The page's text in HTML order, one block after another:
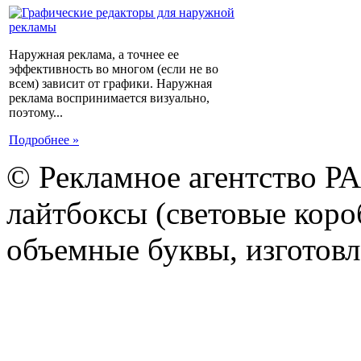
Наружная реклама, а точнее ее
эффективность во многом (если не во
всем) зависит от графики. Наружная
реклама воспринимается визуально,
поэтому...
Подробнее »
© Рекламное агентство
лайтбоксы (световые
объемные буквы,